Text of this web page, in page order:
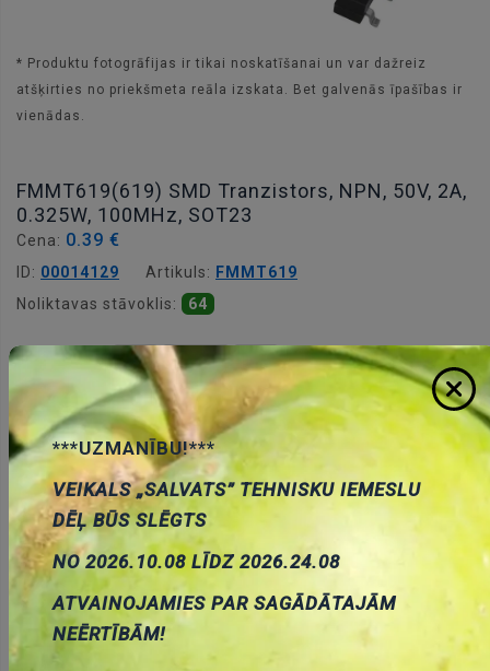
* Produktu fotogrāfijas ir tikai noskatīšanai un var dažreiz
atšķirties no priekšmeta reāla izskata. Bet galvenās īpašības ir
vienādas.
FMMT619(619) SMD Tranzistors, NPN, 50V, 2A,
0.325W, 100MHz, SOT23
Cena: 0.39 €
ID: 00014129 Artikuls: FMMT619
Noliktavas stāvoklis:
64
Daudzums:
Pievienot grozam
Apraksts
***UZMANĪBU!***
VEIKALS „SALVATS” TEHNISKU IEMESLU
DĒĻ BŪS SLĒGTS
NO 2026.10.08 LĪDZ 2026.24.08
ATVAINOJAMIES PAR SAGĀDĀTAJĀM
NEĒRTĪBĀM!